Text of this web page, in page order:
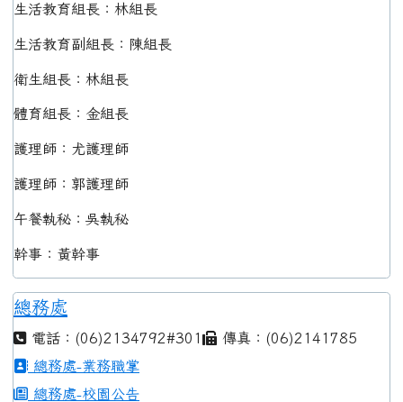
生活教育組長：林組長
生活教育副組長：陳組長
衛生組長：林組長
體育組長：金組長
護理師：尤護理師
護理師：郭護理師
午餐執秘：吳執秘
幹事：黃幹事
總務處
電話：(06)2134792#301
傳真：(06)2141785
總務處-業務職掌
總務處-校園公告